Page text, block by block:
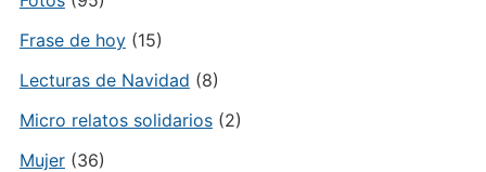
Frase de hoy(15)
Lecturas de Navidad (8)
Micro relatos solidarios(2)
Mujer(36)